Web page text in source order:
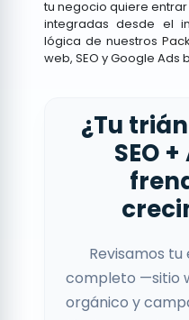
tu negocio quiere
integradas desde el
lógica de nuestros
web, SEO y Google
¿Tu
SEO
Revisamos
completo —sitio
orgánico y